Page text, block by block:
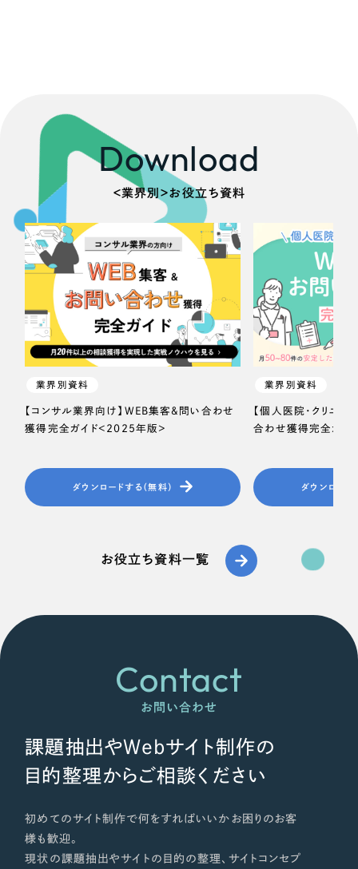
Download
＜業界別＞お役立ち資料
業界別資料
【コンサル業界向け】WEB集客＆問い合わせ
獲得完全ガイド＜2025年版＞
ダウンロードする（無料）
業界別資料
【個人医院・クリニッ
合わせ獲得完全ガイ
ダウンロード
お役立ち資料一覧
Contact
お問い合わせ
課題抽出やWebサイト制作の
目的整理からご相談ください
初めてのサイト制作で何をすればいいかお困りのお客
様も歓迎。
現状の課題抽出やサイトの目的の整理、サイトコンセプ